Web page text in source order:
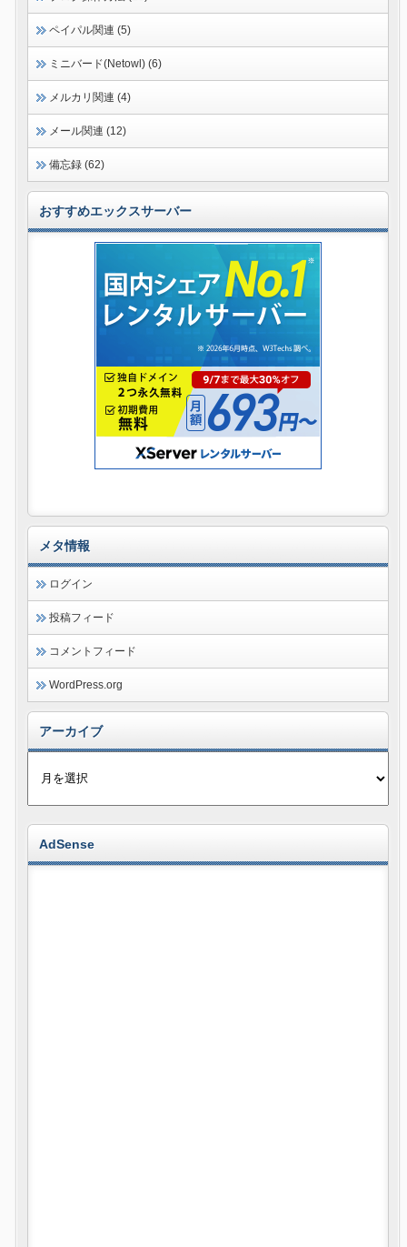
ペイパル関連 (5)
ミニバード(Netowl) (6)
メルカリ関連 (4)
メール関連 (12)
備忘録 (62)
おすすめエックスサーバー
メタ情報
ログイン
投稿フィード
コメントフィード
WordPress.org
アーカイブ
AdSense